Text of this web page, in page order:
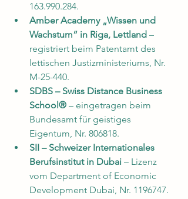
163.990.284.
Amber Academy „Wissen und
Wachstum“ in Riga, Lettland –
registriert beim Patentamt des
lettischen Justizministeriums, Nr.
M-25-440.
SDBS – Swiss Distance Business
School® – eingetragen beim
Bundesamt für geistiges
Eigentum, Nr. 806818.
SII – Schweizer Internationales
Berufsinstitut in Dubai – Lizenz
vom Department of Economic
Development Dubai, Nr. 1196747.